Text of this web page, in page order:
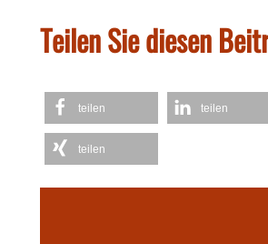
Teilen Sie diesen
teilen teilen
teilen